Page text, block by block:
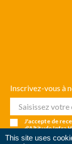
Inscrivez-vous à
J'accepte de
d'Altitude Infra
This site uses